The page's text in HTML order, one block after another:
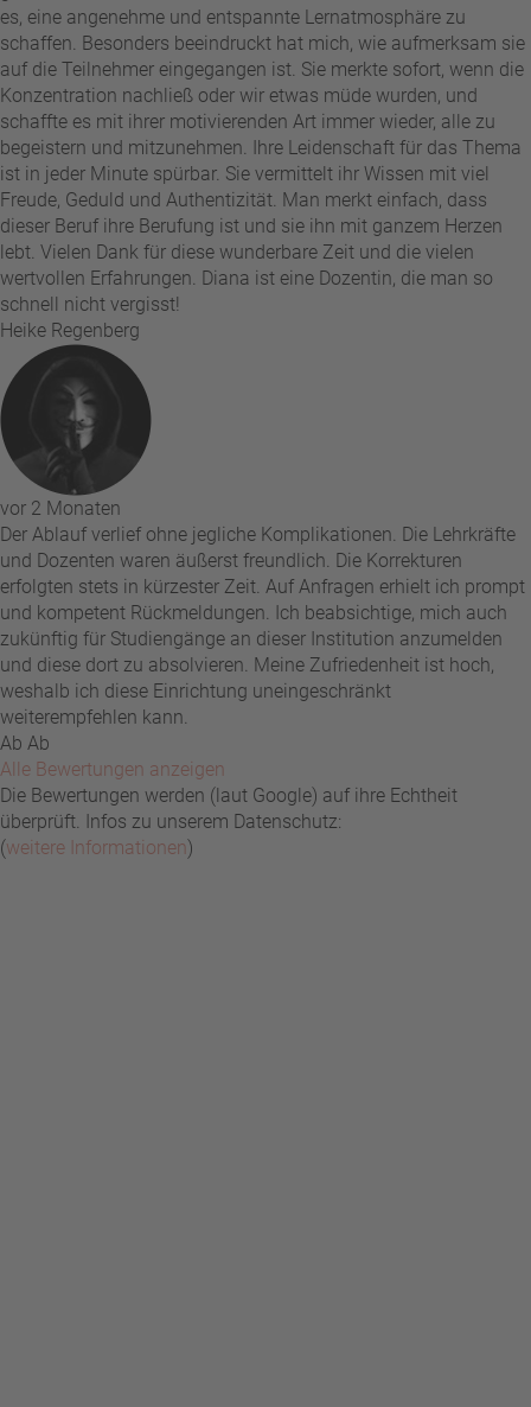
es, eine angenehme und entspannte Lernatmosphäre zu
schaffen. Besonders beeindruckt hat mich, wie aufmerksam sie
auf die Teilnehmer eingegangen ist. Sie merkte sofort, wenn die
Konzentration nachließ oder wir etwas müde wurden, und
schaffte es mit ihrer motivierenden Art immer wieder, alle zu
begeistern und mitzunehmen. Ihre Leidenschaft für das Thema
ist in jeder Minute spürbar. Sie vermittelt ihr Wissen mit viel
Freude, Geduld und Authentizität. Man merkt einfach, dass
dieser Beruf ihre Berufung ist und sie ihn mit ganzem Herzen
lebt. Vielen Dank für diese wunderbare Zeit und die vielen
wertvollen Erfahrungen. Diana ist eine Dozentin, die man so
schnell nicht vergisst!
Heike Regenberg
vor 2 Monaten
Der Ablauf verlief ohne jegliche Komplikationen. Die Lehrkräfte
und Dozenten waren äußerst freundlich. Die Korrekturen
erfolgten stets in kürzester Zeit. Auf Anfragen erhielt ich prompt
und kompetent Rückmeldungen. Ich beabsichtige, mich auch
zukünftig für Studiengänge an dieser Institution anzumelden
und diese dort zu absolvieren. Meine Zufriedenheit ist hoch,
weshalb ich diese Einrichtung uneingeschränkt
weiterempfehlen kann.
Ab Ab
Alle Bewertungen anzeigen
Die Bewertungen werden (laut Google) auf ihre Echtheit
überprüft. Infos zu unserem Datenschutz:
(weitere Informationen)